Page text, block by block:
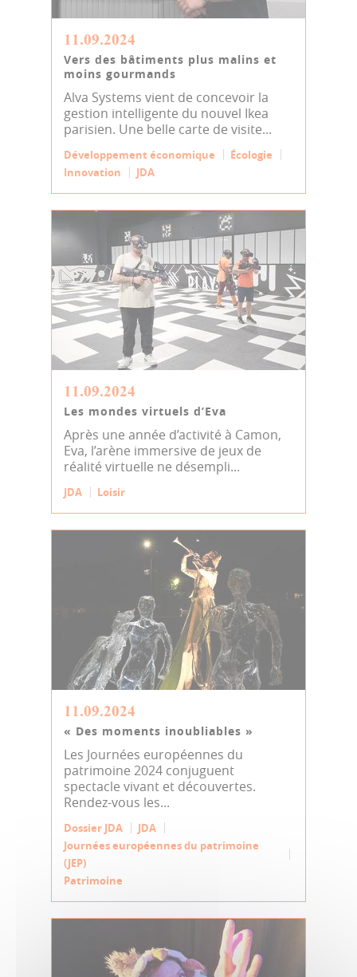
11.09.2024
Vers des bâtiments plus malins et
moins gourmands
Alva Systems vient de concevoir la
gestion intelligente du nouvel Ikea
parisien. Une belle carte de visite...
Développement économique
Écologie
Innovation
JDA
11.09.2024
Les mondes virtuels d’Eva
Après une année d’activité à Camon,
Eva, l’arène immersive de jeux de
réalité virtuelle ne désempli...
JDA Loisir
11.09.2024
« Des moments inoubliables »
Les Journées européennes du
patrimoine 2024 conjuguent
spectacle vivant et découvertes.
Rendez-vous les...
Dossier JDA
JDA
Journées européennes du patrimoine
(JEP)
Patrimoine